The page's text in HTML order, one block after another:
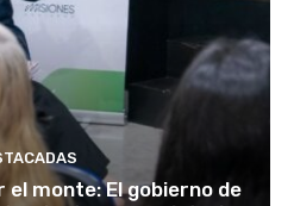
el monte: El gobierno de